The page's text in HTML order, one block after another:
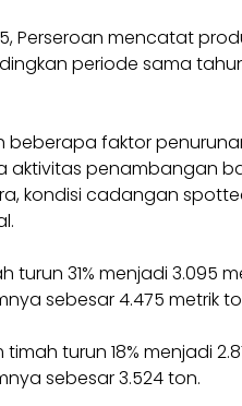
Perseroan mencatat
periode sama
beberapa faktor
penambangan
kondisi cadangan
turun 31% menjadi 3.095
sebesar 4.475 metrik
turun 18% menjadi
sebesar 3.524 ton.